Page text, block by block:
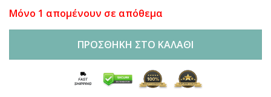
Μόνο 1 απομένουν σε απόθεμα
ΠΡΟΣΘΉΚΗ ΣΤΟ ΚΑΛΆΘΙ